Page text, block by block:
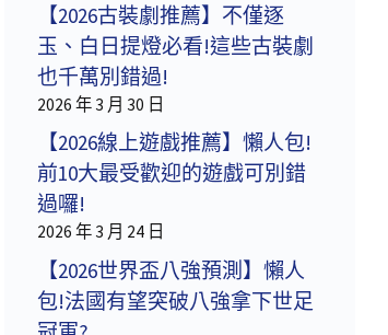
【2026古裝劇推薦】不僅逐
玉、白日提燈必看!這些古裝劇
也千萬別錯過!
2026 年 3 月 30 日
【2026線上遊戲推薦】懶人包!
前10大最受歡迎的遊戲可別錯
過囉!
2026 年 3 月 24 日
【2026世界盃八強預測】懶人
包!法國有望突破八強拿下世足